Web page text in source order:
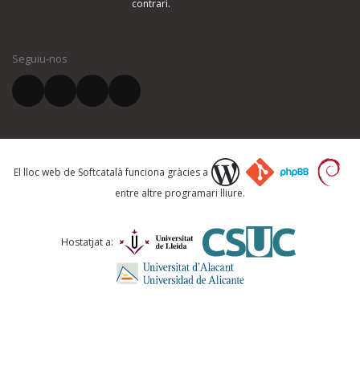
El vostre correu electrònic *
Què proposeu?
Comentari *
contrari.
Seguiu-nos
El lloc web de Softcatalà funciona gràcies a
entre altre programari lliure.
Hostatjat a: